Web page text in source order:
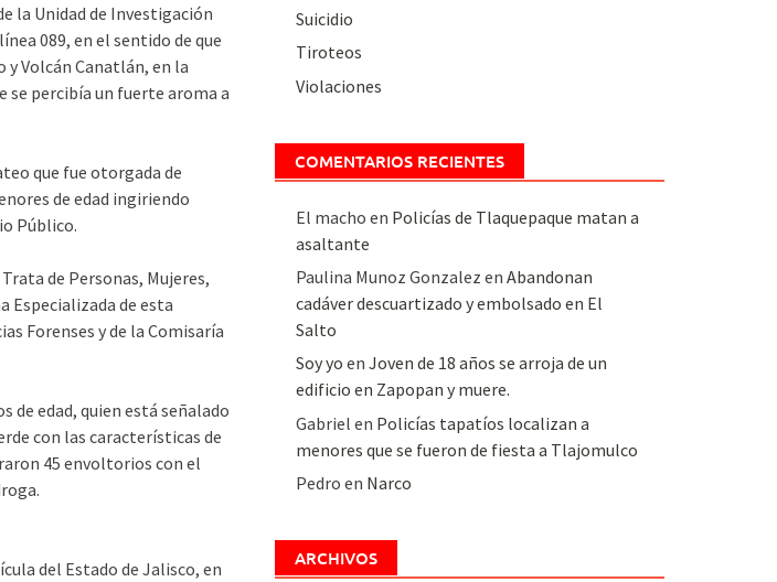
la Unidad de Investigación
089, en el sentido de que
y Volcán Canatlán, en la
se percibía un fuerte aroma a
que fue otorgada de
de edad ingiriendo
Público.
de Personas, Mujeres,
Especializada de esta
Forenses y de la Comisaría
de edad, quien está señalado
con las características de
45 envoltorios con el
del Estado de Jalisco, en
Suicidio
Tiroteos
Violaciones
COMENTARIOS RECIENTES
El macho en Policías de Tlaquepaque matan a
asaltante
Paulina Munoz Gonzalez en Abandonan
cadáver descuartizado y embolsado en El
Salto
Soy yo en Joven de 18 años se arroja de un
edificio en Zapopan y muere.
Gabriel en Policías tapatíos localizan a
menores que se fueron de fiesta a Tlajomulco
Pedro en Narco
ARCHIVOS